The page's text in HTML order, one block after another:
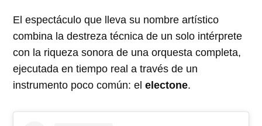
El espectáculo que lleva su nombre artístico
combina la destreza técnica de un solo intérprete
con la riqueza sonora de una orquesta completa,
ejecutada en tiempo real a través de un
instrumento poco común: elelectone.